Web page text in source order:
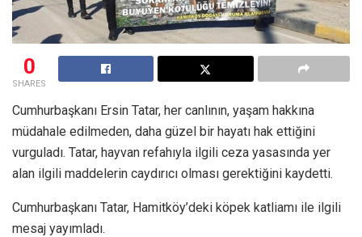
0
SHARES
Cumhurbaşkanı Ersin Tatar, her canlının, yaşam hakkına
müdahale edilmeden, daha güzel bir hayatı hak ettiğini
vurguladı. Tatar, hayvan refahıyla ilgili ceza yasasında yer
alan ilgili maddelerin caydırıcı olması gerektiğini kaydetti.
Cumhurbaşkanı Tatar, Hamitköy’deki köpek katliamı ile ilgili
mesaj yayımladı.